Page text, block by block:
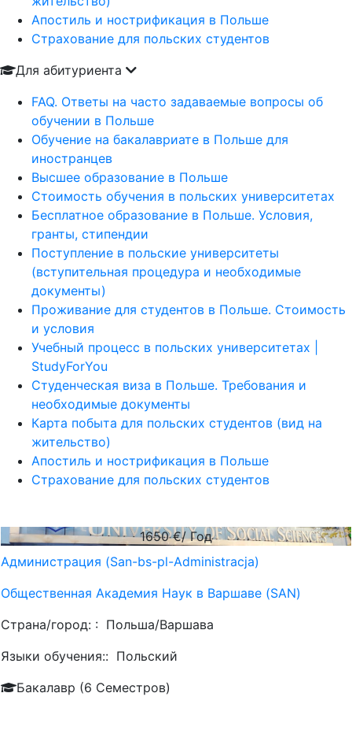
Апостиль и нострификация в Польше
Страхование для польских студентов
Для абитуриента
FAQ. Ответы на часто задаваемые вопросы об
обучении в Польше
Обучение на бакалавриате в Польше для
иностранцев
Высшее образование в Польше
Стоимость обучения в польских университетах
Бесплатное образование в Польше. Условия,
гранты, стипендии
Поступление в польские университеты
(вступительная процедура и необходимые
документы)
Проживание для студентов в Польше. Стоимость
и условия
Учебный процесс в польских университетах |
StudyForYou
Студенческая виза в Польше. Требования и
необходимые документы
Карта побыта для польских студентов (вид на
жительство)
Апостиль и нострификация в Польше
Страхование для польских студентов
1650€/ Год
Администрация (San-bs-pl-Administracja)
Общественная Академия Наук в Варшаве (SAN)
Страна/город: : Польша/Варшава
Языки обучения:: Польский
Бакалавр (6 Семестров)